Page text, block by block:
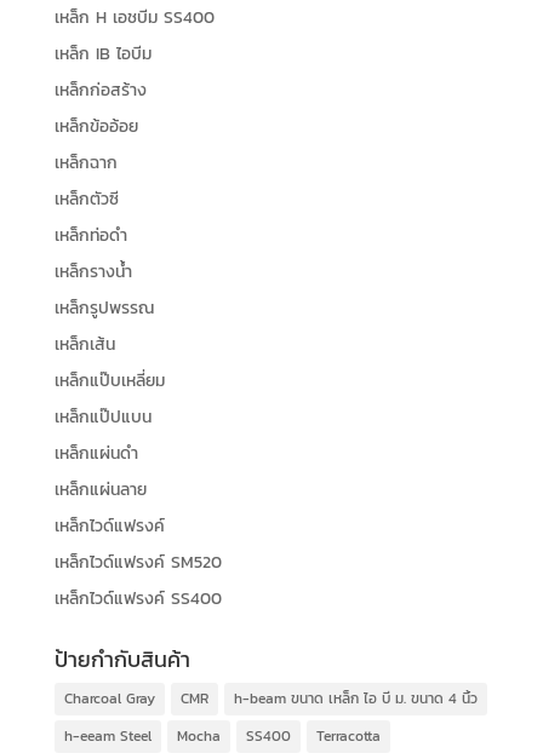
เหล็ก H เอชบีม SS400
เหล็ก IB ไอบีม
เหล็กก่อสร้าง
เหล็กข้ออ้อย
เหล็กฉาก
เหล็กตัวซี
เหล็กท่อดำ
เหล็กรางน้ำ
เหล็กรูปพรรณ
เหล็กเส้น
เหล็กแป๊บเหลี่ยม
เหล็กแป๊ปแบน
เหล็กแผ่นดำ
เหล็กแผ่นลาย
เหล็กไวด์แฟรงค์
เหล็กไวด์แฟรงค์ SM520
เหล็กไวด์แฟรงค์ SS400
ป้ายกำกับสินค้า
Charcoal Gray CMR
h-beam ขนาด เหล็ก ไอ บี ม. ขนาด 4 นิ้ว
h-eeam Steel
Mocha SS400
Terracotta